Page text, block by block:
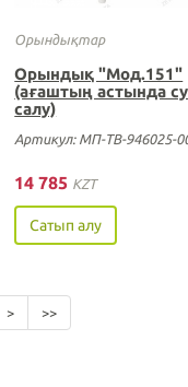
Орындықтар
Орындық "Мод.151"
(ағаштың астында
салу)
Артикул: МП-ТВ-946025-
14 785 KZT
Сатып алу
> >>